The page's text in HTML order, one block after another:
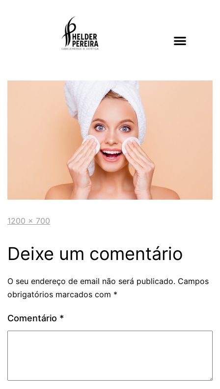
1200 × 700
Deixe um comentário
O seu endereço de email não será publicado. Campos
obrigatórios marcados com *
Comentário *